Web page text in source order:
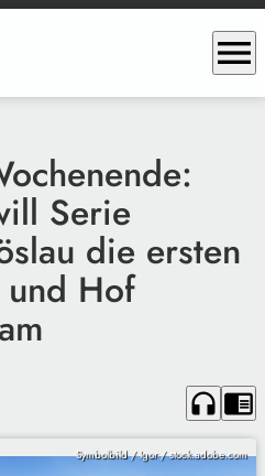
menu
Serie
die ersten
und Hof
headphones chrome_reader_mode
Symbolbild / Igor / stock.adobe.com